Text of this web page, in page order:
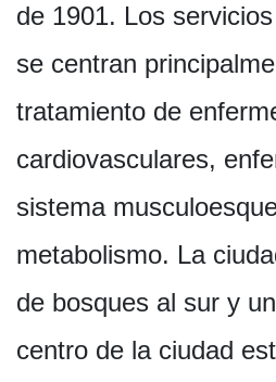
de 1901. Los
se centran
tratamiento de
cardiovasculares,
sistema
metabolismo. La
de bosques al sur y
centro de la ciudad